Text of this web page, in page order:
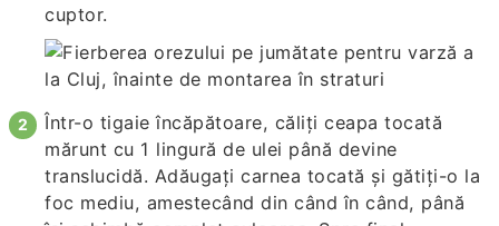
cuptor.
Într-o tigaie încăpătoare, căliți ceapa tocată
mărunt cu 1 lingură de ulei până devine
translucidă. Adăugați carnea tocată și gătiți-o la
foc mediu, amestecând din când în când, până